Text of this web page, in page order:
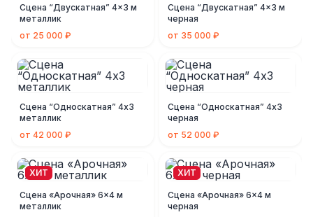
Сцена “Двускатная” 4x3 м
металлик
от 25 000 ₽
Сцена “Двускатная” 4x3 м
черная
от 35 000 ₽
Сцена “Односкатная” 4х3
металлик
от 42 000 ₽
Сцена “Односкатная” 4х3
черная
от 52 000 ₽
ХИТ
Сцена «Арочная» 6x4 м
металлик
ХИТ
Сцена «Арочная» 6x4 м
черная